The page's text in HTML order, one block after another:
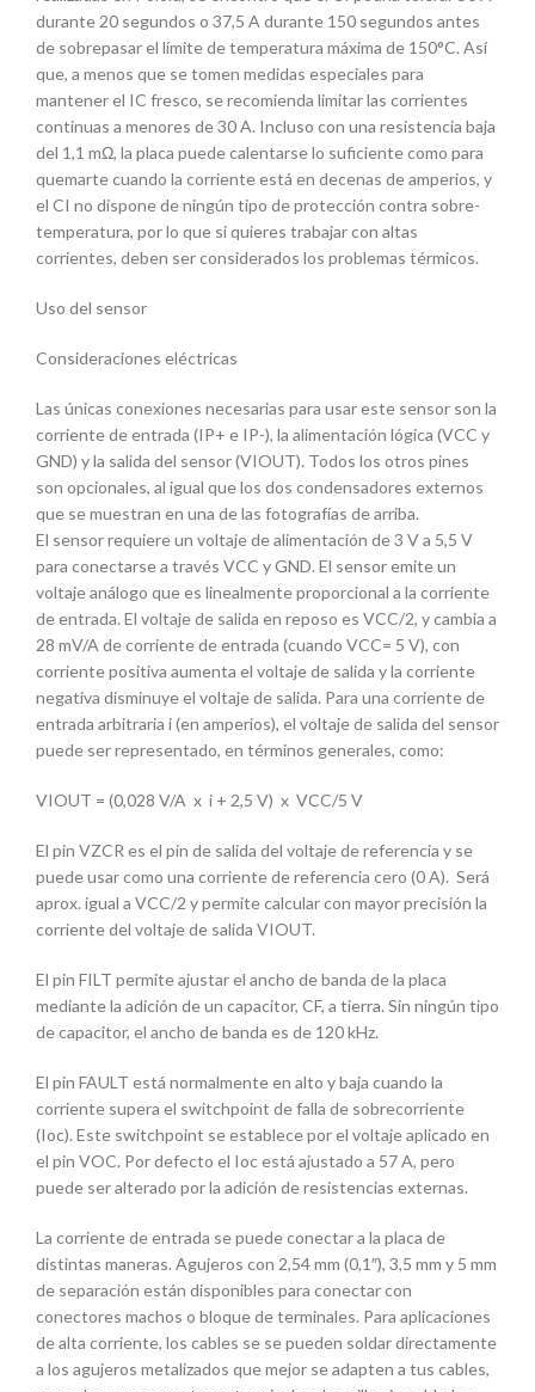
durante 20 segundos o 37,5 A durante 150 segundos antes
de sobrepasar el límite de temperatura máxima de 150°C. Así
que, a menos que se tomen medidas especiales para
mantener el IC fresco, se recomienda limitar las corrientes
continuas a menores de 30 A. Incluso con una resistencia baja
del 1,1 mΩ, la placa puede calentarse lo suficiente como para
quemarte cuando la corriente está en decenas de amperios, y
el CI no dispone de ningún tipo de protección contra sobre-
temperatura, por lo que si quieres trabajar con altas
corrientes, deben ser considerados los problemas térmicos.
Uso del sensor
Consideraciones eléctricas
Las únicas conexiones necesarias para usar este sensor son la
corriente de entrada (IP+ e IP-), la alimentación lógica (VCC y
GND) y la salida del sensor (VIOUT). Todos los otros pines
son opcionales, al igual que los dos condensadores externos
que se muestran en una de las fotografías de arriba.
El sensor requiere un voltaje de alimentación de 3 V a 5,5 V
para conectarse a través VCC y GND. El sensor emite un
voltaje análogo que es linealmente proporcional a la corriente
de entrada. El voltaje de salida en reposo es VCC/2, y cambia a
28 mV/A de corriente de entrada (cuando VCC= 5 V), con
corriente positiva aumenta el voltaje de salida y la corriente
negativa disminuye el voltaje de salida. Para una corriente de
entrada arbitraria i (en amperios), el voltaje de salida del sensor
puede ser representado, en términos generales, como:
VIOUT = (0,028 V/A x i + 2,5 V) x VCC/5 V
El pin VZCR es el pin de salida del voltaje de referencia y se
puede usar como una corriente de referencia cero (0 A). Será
aprox. igual a VCC/2 y permite calcular con mayor precisión la
corriente del voltaje de salida VIOUT.
El pin FILT permite ajustar el ancho de banda de la placa
mediante la adición de un capacitor, CF, a tierra. Sin ningún tipo
de capacitor, el ancho de banda es de 120 kHz.
El pin FAULT está normalmente en alto y baja cuando la
corriente supera el switchpoint de falla de sobrecorriente
(Ioc). Este switchpoint se establece por el voltaje aplicado en
el pin VOC. Por defecto el Ioc está ajustado a 57 A, pero
puede ser alterado por la adición de resistencias externas.
La corriente de entrada se puede conectar a la placa de
distintas maneras. Agujeros con 2,54 mm (0,1″), 3,5 mm y 5 mm
de separación están disponibles para conectar con
conectores machos o bloque de terminales. Para aplicaciones
de alta corriente, los cables se se pueden soldar directamente
a los agujeros metalizados que mejor se adapten a tus cables,